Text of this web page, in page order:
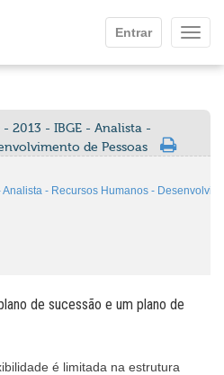
Entrar
- 2013 - IBGE - Analista -
de Pessoas
Analista - Recursos Humanos -
de sucessão e um plano de
é limitada na estrutura